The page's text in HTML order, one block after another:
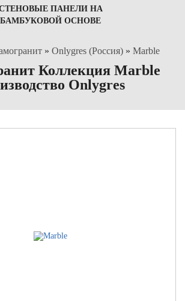
ПАНЕЛИ НА
БАМБУКОВОЙ ОСНОВЕ
» Onlygres (Россия) » Marble
Коллекция Marble
Onlygres